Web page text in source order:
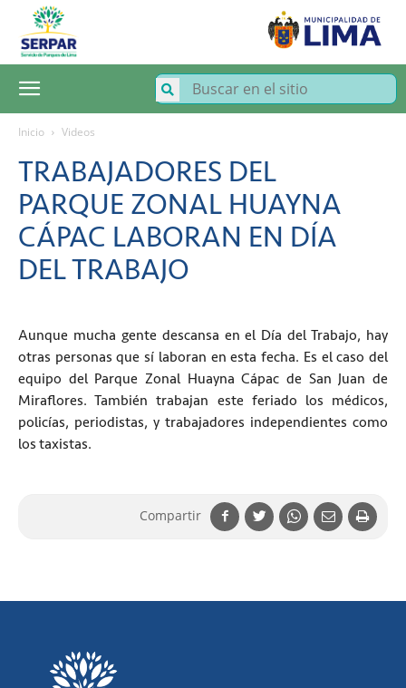
SERPAR
Servicio
de
Parques
Inicio Videos
TRABAJADORES DEL
PARQUE ZONAL HUAYNA
CÁPAC LABORAN EN DÍA
DEL TRABAJO
Aunque mucha gente descansa en el Día del Trabajo, hay
otras personas que sí laboran en esta fecha. Es el caso del
equipo del Parque Zonal Huayna Cápac de San Juan de
Miraflores. También trabajan este feriado los médicos,
policías, periodistas, y trabajadores independientes como
los taxistas.
Compartir